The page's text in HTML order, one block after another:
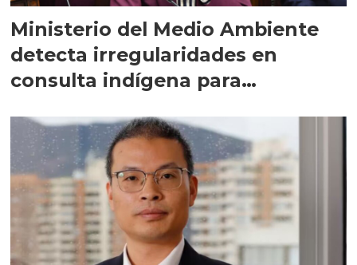
Ministerio del Medio Ambiente
detecta irregularidades en
consulta indígena para